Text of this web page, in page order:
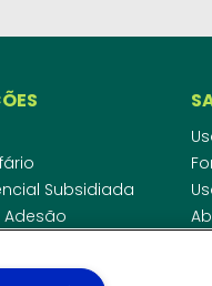
Subsidiada